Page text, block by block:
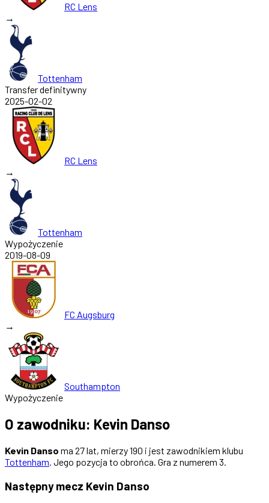
RC Lens
→
Tottenham
Transfer definitywny
2025-02-02
RC Lens
→
Tottenham
Wypożyczenie
2019-08-09
FC Augsburg
→
Southampton
Wypożyczenie
O zawodniku: Kevin Danso
Kevin Danso ma 27 lat, mierzy 190 i jest zawodnikiem klubu
Tottenham. Jego pozycja to obrońca. Gra z numerem 3.
Następny mecz Kevin Danso